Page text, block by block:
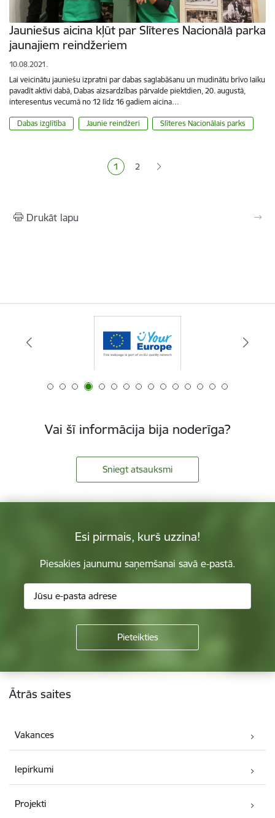
Jauniešus aicina kļūt par Slīteres Nacionālā parka
jaunajiem reindžeriem
10.08.2021.
Lai veicinātu jauniešu izpratni par dabas saglabāšanu un mudinātu brīvo laiku
pavadīt aktīvi dabā, Dabas aizsardzības pārvalde piektdien, 20. augustā,
interesentus vecumā no 12 līdz 16 gadiem aicina…
Dabas izglītība Jaunie reindžeri Slīteres Nacionālais parks
Pašreizējā lapa
1 Lapa
2
Drukāt lapu
Vai šī informācija bija noderīga?
Sniegt atsauksmi
Esi pirmais, kurš uzzina!
Piesakies jaunumu saņemšanai savā e-pastā.
Kājene
Ātrās saites
Vakances
Iepirkumi
Projekti